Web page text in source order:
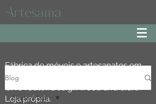
Fábrica de móveis e artesanatos em
MDF, especialista em corte a laser e
CNC router. Design wood and craft.
Loja própria.
Blog
Corte a laser